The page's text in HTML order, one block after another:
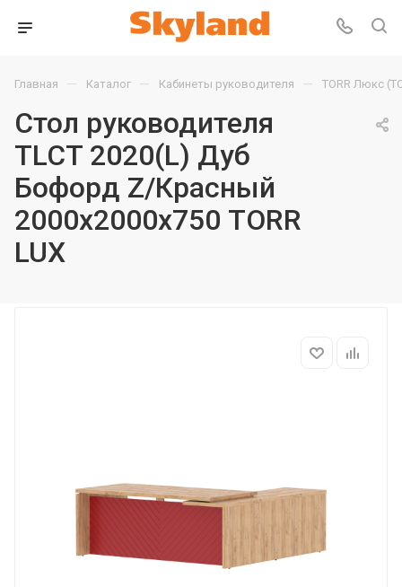
Главная — Каталог — Кабинеты руководителя — TORR Люкс
Стол руководителя
TLCT 2020(L) Дуб
Бофорд Z/Красный
2000х2000х750 TORR
LUX